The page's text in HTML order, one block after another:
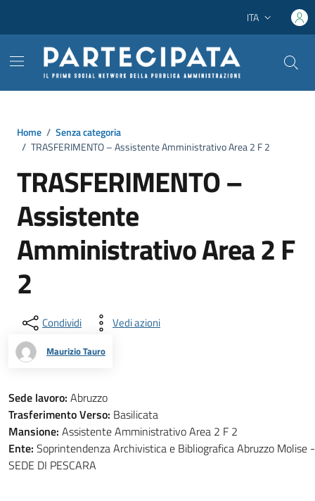
Lingua attiva:
ITA
Home / Senza categoria
/ TRASFERIMENTO – Assistente Amministrativo Area 2 F 2
TRASFERIMENTO –
Assistente
Amministrativo Area 2 F
2
Condividi Vedi azioni
Maurizio Tauro
Sede lavoro: Abruzzo
Trasferimento Verso: Basilicata
Mansione: Assistente Amministrativo Area 2 F 2
Ente: Soprintendenza Archivistica e Bibliografica Abruzzo Molise -
SEDE DI PESCARA